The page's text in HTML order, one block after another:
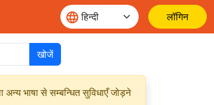
लॉगिन
खोजें
भाषा से सम्बन्धित सुविधाएँ जोड़ने